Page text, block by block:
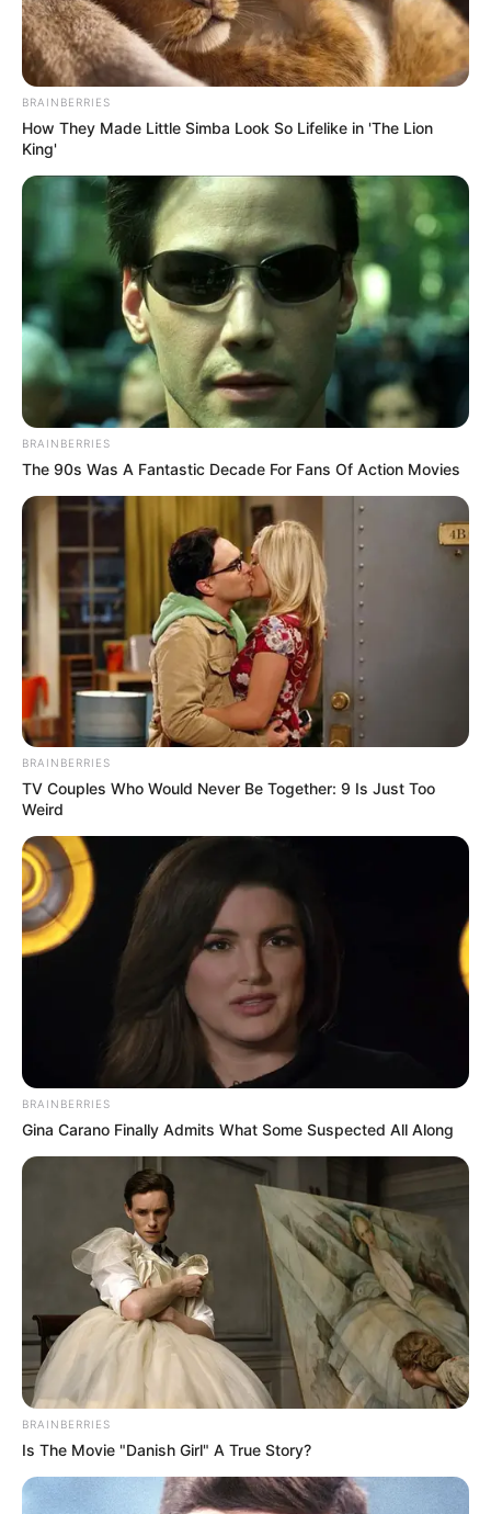
BRAINBERRIES
How They Made Little Simba Look So Lifelike in 'The Lion
King'
BRAINBERRIES
The 90s Was A Fantastic Decade For Fans Of Action Movies
BRAINBERRIES
TV Couples Who Would Never Be Together: 9 Is Just Too
Weird
BRAINBERRIES
Gina Carano Finally Admits What Some Suspected All Along
BRAINBERRIES
Is The Movie "Danish Girl" A True Story?